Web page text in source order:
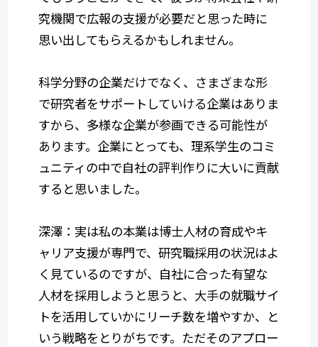
究機関で広報の支援が必要だと思った時に
思い出してもらえるかもしれません。
科学分野の企業だけでなく、さまざまな形
で研究者をサポートしていける企業はありま
すから、多様な企業が参画できる可能性が
あります。企業にとっても、理系学生のコミ
ュニティの中で自社の評判作りに大いに貢献
すると思いました。
深澤：実は私の本業は博士人材の育成やキ
ャリア支援が専門で、研究職採用の状況はよ
く見ているのですが、自社に合った有望な
人材を採用しようと思うと、大手の就職サイ
トを活用していかにリーチ数を増やすか、と
いう戦略をとりがちです。ただそのアプロー